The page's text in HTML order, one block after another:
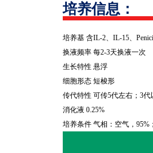
培养信息：
培养基 含IL-2、 IL-15、
换液频率 每2-3天换液一次
生长特性 悬浮
细胞形态 短梭形
传代特性 可传5代左右； 3代
消化液 0.25%
培养条件 气相：空气， 95% ；